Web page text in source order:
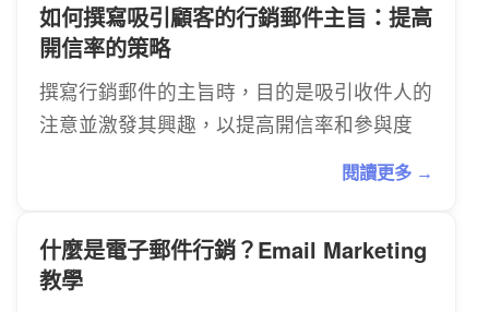
如何撰寫吸引顧客的行銷郵件主旨：提高
開信率的策略
撰寫行銷郵件的主旨時，目的是吸引收件人的
注意並激發其興趣，以提高開信率和參與度
閱讀更多 →
什麼是電子郵件行銷？Email Marketing
教學